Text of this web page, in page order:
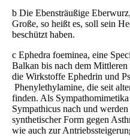
b Die Ebensträußige
Große, so heißt es, soll sein
beschützt haben.
c Ephedra foeminea, eine
Balkan bis nach dem
die Wirkstoffe Ephedrin und
Phenylethylamine, die seit
finden. Als
Sympathicus nach und
synthetischer Form gegen
wie auch zur